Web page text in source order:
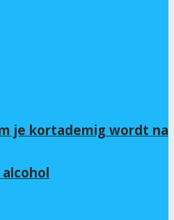
je kortademig wordt na